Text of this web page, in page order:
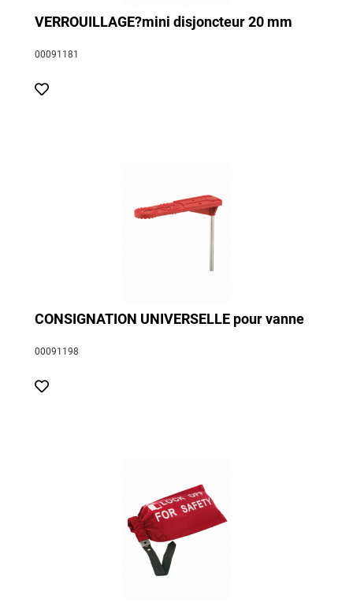
VERROUILLAGE?mini disjoncteur 20 mm
00091181
CONSIGNATION UNIVERSELLE pour vanne
00091198